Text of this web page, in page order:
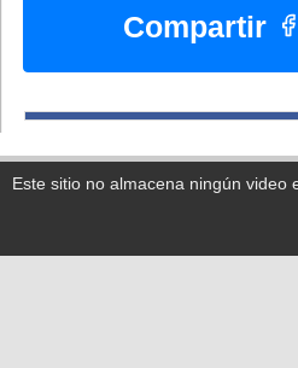
Compartir
Este sitio no almacena ningún